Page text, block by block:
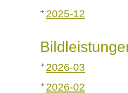
2025-12
2026-03
2026-02